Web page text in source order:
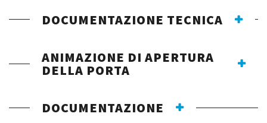
DOCUMENTAZIONE TECNICA
ANIMAZIONE DI APERTURA
DELLA PORTA
DOCUMENTAZIONE